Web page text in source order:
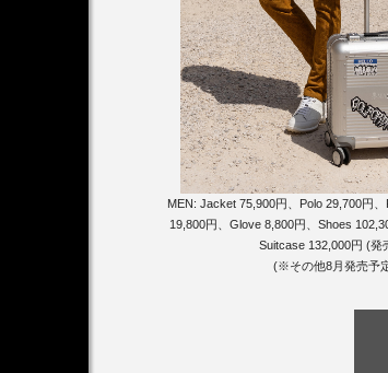
MEN: Jacket 75,900円、Polo 29,700円
19,800円、Glove 8,800円、Shoes
Suitcase 132,000円 (発
(※その他8月発売予